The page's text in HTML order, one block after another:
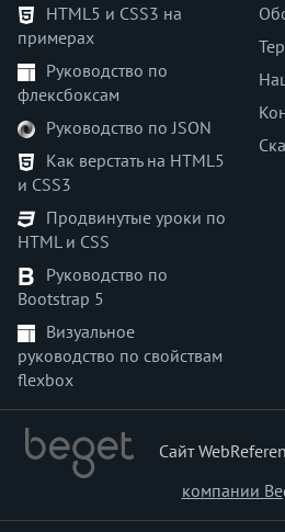
HTML5 и CSS3 на
примерах
Руководство по
флексбоксам
Руководство по JSON
Как верстать на HTML5
и CSS3
Продвинутые уроки по
HTML и CSS
Руководство по
Bootstrap 5
Визуальное
руководство по свойствам
flexbox
Сайт
компании